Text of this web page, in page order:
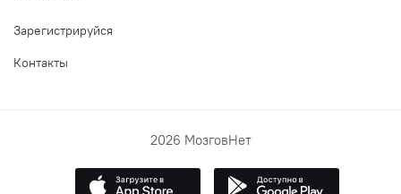
Зарегистрируйся
Контакты
2026 МозговНет